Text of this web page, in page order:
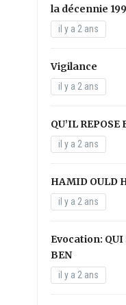
la décennie
il y a 2 ans
Vigilance
il y a 2 ans
QU’IL REPOSE
il y a 2 ans
HAMID OULD
il y a 2 ans
Evocation: QUI
BEN
il y a 2 ans